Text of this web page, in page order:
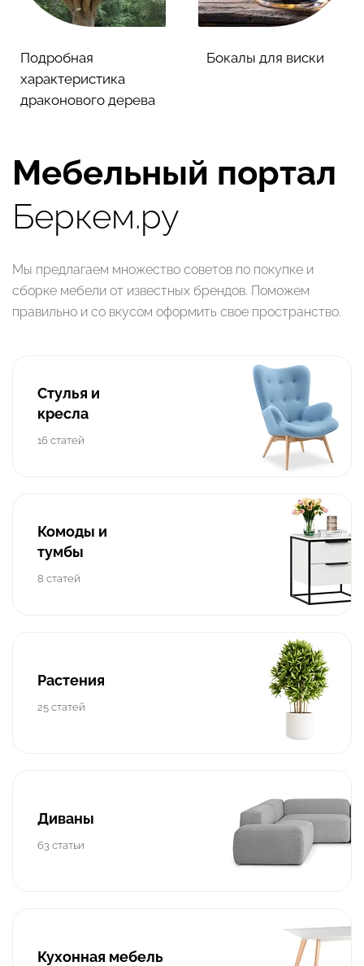
Подробная
характеристика
драконового дерева
Бокалы для виски
Мебельный портал
Беркем.ру
Мы предлагаем множество советов по покупке и
сборке мебели от известных брендов. Поможем
правильно и со вкусом оформить свое пространство.
Стулья и
кресла
16 статей
Комоды и
тумбы
8 статей
Растения
25 статей
Диваны
63 статьи
Кухонная мебель